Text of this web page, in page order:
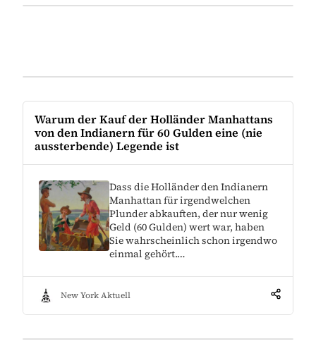
Warum der Kauf der Holländer Manhattans
von den Indianern für 60 Gulden eine (nie
aussterbende) Legende ist
Dass die Holländer den Indianern
Manhattan für irgendwelchen
Plunder abkauften, der nur wenig
Geld (60 Gulden) wert war, haben
Sie wahrscheinlich schon irgendwo
einmal gehört.…
New York Aktuell